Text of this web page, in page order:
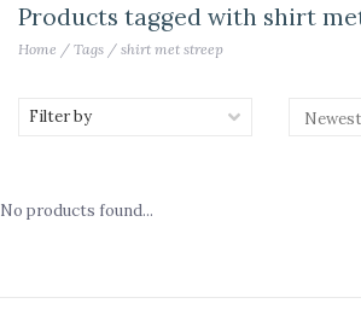
Products tagged with shirt
Home / Tags / shirt met streep
Filter by
No products found...